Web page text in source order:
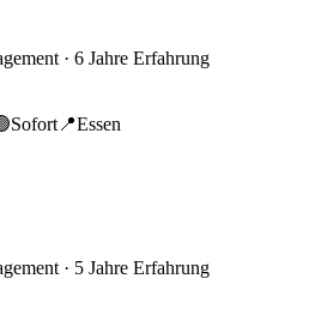
· 6 Jahre Erfahrung
Sofort 📍Essen
· 5 Jahre Erfahrung